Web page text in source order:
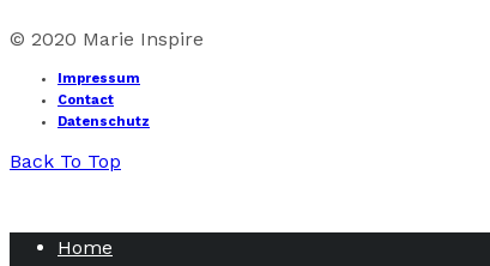
© 2020 Marie Inspire
Impressum
Contact
Datenschutz
Back To Top
Home